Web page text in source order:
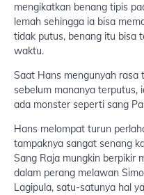
mengikatkan benang tipis
lemah sehingga ia bisa
tidak putus, benang itu bisa
waktu.
Saat Hans mengunyah
sebelum mananya terputus,
ada monster seperti sang
Hans melompat turun
tampaknya sangat senang
Sang Raja mungkin berpikir
dalam perang melawan
Lagipula, satu-satunya hal